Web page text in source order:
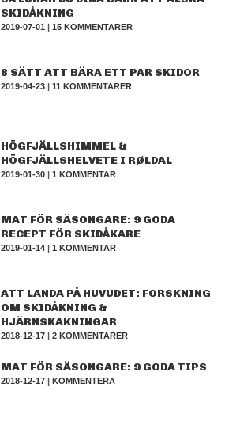
SKIDÅKNING
2019-07-01 |15 KOMMENTARER
8 SÄTT ATT BÄRA ETT PAR SKIDOR
2019-04-23 |11 KOMMENTARER
HÖGFJÄLLSHIMMEL &
HÖGFJÄLLSHELVETE I RØLDAL
2019-01-30 |1 KOMMENTAR
MAT FÖR SÄSONGARE: 9 GODA
RECEPT FÖR SKIDÅKARE
2019-01-14 |1 KOMMENTAR
ATT LANDA PÅ HUVUDET: FORSKNING
OM SKIDÅKNING &
HJÄRNSKAKNINGAR
2018-12-17 |2 KOMMENTARER
MAT FÖR SÄSONGARE: 9 GODA TIPS
2018-12-17 |KOMMENTERA